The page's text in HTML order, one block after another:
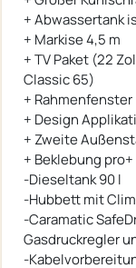
+ Abwassertank
+ Markise 4,5 m
+ TV Paket (22
Classic 65)
+ Rahmenfenster
+ Design
+ Zweite
+ Beklebung pro+
-Dieseltank 90 l
-Hubbett mit
-Caramatic
Gasdruckregler
-